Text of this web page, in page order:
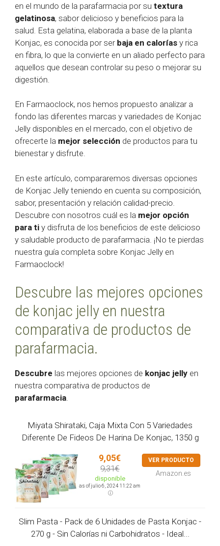
en el mundo de la parafarmacia por su textura
gelatinosa, sabor delicioso y beneficios para la
salud. Esta gelatina, elaborada a base de la planta
Konjac, es conocida por ser baja en calorías y rica
en fibra, lo que la convierte en un aliado perfecto para
aquellos que desean controlar su peso o mejorar su
digestión.
En Farmaoclock, nos hemos propuesto analizar a
fondo las diferentes marcas y variedades de Konjac
Jelly disponibles en el mercado, con el objetivo de
ofrecerte la mejor selección de productos para tu
bienestar y disfrute.
En este artículo, compararemos diversas opciones
de Konjac Jelly teniendo en cuenta su composición,
sabor, presentación y relación calidad-precio.
Descubre con nosotros cuál es la mejor opción
para ti y disfruta de los beneficios de este delicioso
y saludable producto de parafarmacia. ¡No te pierdas
nuestra guía completa sobre Konjac Jelly en
Farmaoclock!
Descubre las mejores opciones
de konjac jelly en nuestra
comparativa de productos de
parafarmacia.
Descubre las mejores opciones de konjac jelly en
nuestra comparativa de productos de
parafarmacia.
Miyata Shirataki, Caja Mixta Con 5 Variedades
Diferente De Fideos De Harina De Konjac, 1350 g
9,05€
9,31€
disponible
as of julio 6, 2024 11:22 am
VER PRODUCTO
Amazon.es
Slim Pasta - Pack de 6 Unidades de Pasta Konjac -
270 g - Sin Calorías ni Carbohidratos - Ideal...